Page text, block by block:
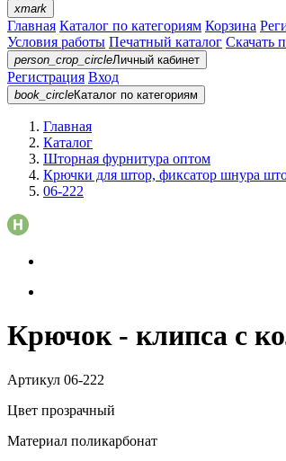
xmark
Главная Каталог по категориям Корзина
Условия работы Печатный каталог Скачать
person_crop_circleЛичный кабинет
Регистрация Вход
book_circleКаталог по категориям
Главная
Каталог
Шторная фурнитура оптом
Крючки для штор, фиксатор шнура
06-222
Крючок - клипса с
Артикул 06-222
Цвет прозрачный
Материал поликарбонат